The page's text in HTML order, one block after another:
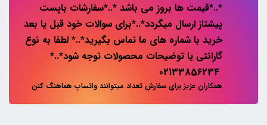
*..*قیمت ها بروز می باشد *..*سفارشات باپست
پیشتاز ارسال میگردد*..*برای سوالات خود قبل یا بعد
خرید با شماره های ما تماس بگیرید*..* لطفا به نوع
گارانتی یا توضیحات محصولات توجه شود*..*
همکاران عزیز برای سفارش تعداد میتوانند واتساپ هماهنگ کنن